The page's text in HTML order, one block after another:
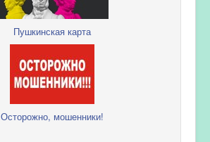
Пушкинская карта
Осторожно, мошенники!